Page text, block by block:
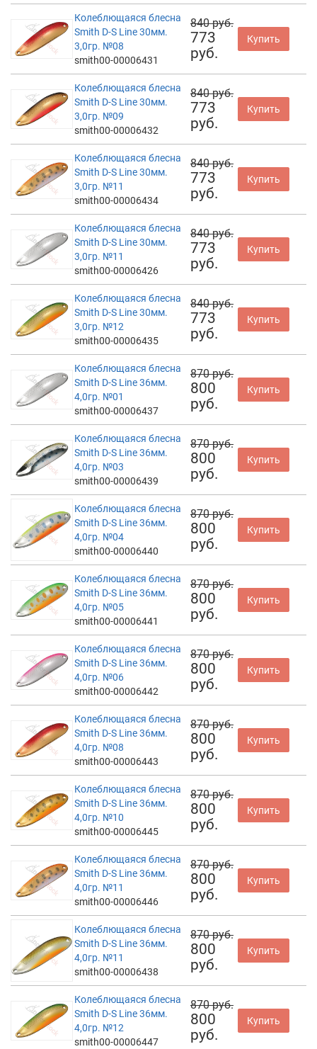
Колеблющаяся блесна
Smith D-S Line 30мм.
3,0гр. №08
smith00-00006431
840 руб.
773
руб.
Купить
Колеблющаяся блесна
Smith D-S Line 30мм.
3,0гр. №09
smith00-00006432
840 руб.
773
руб.
Купить
Колеблющаяся блесна
Smith D-S Line 30мм.
3,0гр. №11
smith00-00006434
840 руб.
773
руб.
Купить
Колеблющаяся блесна
Smith D-S Line 30мм.
3,0гр. №11
smith00-00006426
840 руб.
773
руб.
Купить
Колеблющаяся блесна
Smith D-S Line 30мм.
3,0гр. №12
smith00-00006435
840 руб.
773
руб.
Купить
Колеблющаяся блесна
Smith D-S Line 36мм.
4,0гр. №01
smith00-00006437
870 руб.
800
руб.
Купить
Колеблющаяся блесна
Smith D-S Line 36мм.
4,0гр. №03
smith00-00006439
870 руб.
800
руб.
Купить
Колеблющаяся блесна
Smith D-S Line 36мм.
4,0гр. №04
smith00-00006440
870 руб.
800
руб.
Купить
Колеблющаяся блесна
Smith D-S Line 36мм.
4,0гр. №05
smith00-00006441
870 руб.
800
руб.
Купить
Колеблющаяся блесна
Smith D-S Line 36мм.
4,0гр. №06
smith00-00006442
870 руб.
800
руб.
Купить
Колеблющаяся блесна
Smith D-S Line 36мм.
4,0гр. №08
smith00-00006443
870 руб.
800
руб.
Купить
Колеблющаяся блесна
Smith D-S Line 36мм.
4,0гр. №10
smith00-00006445
870 руб.
800
руб.
Купить
Колеблющаяся блесна
Smith D-S Line 36мм.
4,0гр. №11
smith00-00006446
870 руб.
800
руб.
Купить
Колеблющаяся блесна
Smith D-S Line 36мм.
4,0гр. №11
smith00-00006438
870 руб.
800
руб.
Купить
Колеблющаяся блесна
Smith D-S Line 36мм.
4,0гр. №12
smith00-00006447
870 руб.
800
руб.
Купить